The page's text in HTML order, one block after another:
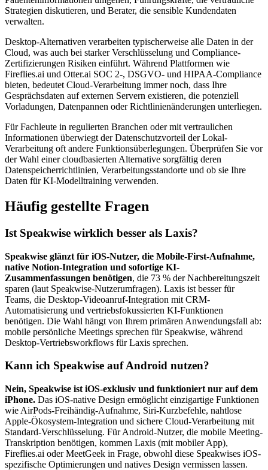
Strategien diskutieren, und Berater, die sensible Kundendaten
verwalten.
Desktop-Alternativen verarbeiten typischerweise alle Daten in der
Cloud, was auch bei starker Verschlüsselung und Compliance-
Zertifizierungen Risiken einführt. Während Plattformen wie
Fireflies.ai und Otter.ai SOC 2-, DSGVO- und HIPAA-Compliance
bieten, bedeutet Cloud-Verarbeitung immer noch, dass Ihre
Gesprächsdaten auf externen Servern existieren, die potenziell
Vorladungen, Datenpannen oder Richtlinienänderungen unterliegen.
Für Fachleute in regulierten Branchen oder mit vertraulichen
Informationen überwiegt der Datenschutzvorteil der Lokal-
Verarbeitung oft andere Funktionsüberlegungen. Überprüfen Sie vor
der Wahl einer cloudbasierten Alternative sorgfältig deren
Datenspeicherrichtlinien, Verarbeitungsstandorte und ob sie Ihre
Daten für KI-Modelltraining verwenden.
Häufig gestellte Fragen
Ist Speakwise wirklich besser als Laxis?
Speakwise glänzt für iOS-Nutzer, die Mobile-First-Aufnahme,
native Notion-Integration und sofortige KI-
Zusammenfassungen benötigen, die 73 % der Nachbereitungszeit
sparen (laut Speakwise-Nutzerumfragen). Laxis ist besser für
Teams, die Desktop-Videoanruf-Integration mit CRM-
Automatisierung und vertriebsfokussierten KI-Funktionen
benötigen. Die Wahl hängt von Ihrem primären Anwendungsfall ab:
mobile persönliche Meetings sprechen für Speakwise, während
Desktop-Vertriebsworkflows für Laxis sprechen.
Kann ich Speakwise auf Android nutzen?
Nein, Speakwise ist iOS-exklusiv und funktioniert nur auf dem
iPhone. Das iOS-native Design ermöglicht einzigartige Funktionen
wie AirPods-Freihändig-Aufnahme, Siri-Kurzbefehle, nahtlose
Apple-Ökosystem-Integration und sichere Cloud-Verarbeitung mit
Standard-Verschlüsselung. Für Android-Nutzer, die mobile Meeting-
Transkription benötigen, kommen Laxis (mit mobiler App),
Fireflies.ai oder MeetGeek in Frage, obwohl diese Speakwises iOS-
spezifische Optimierungen und natives Design vermissen lassen.